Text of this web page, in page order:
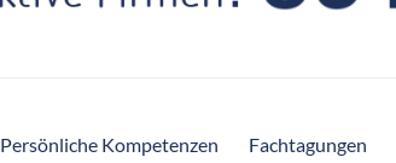
Persönliche Kompetenzen Fachtagungen